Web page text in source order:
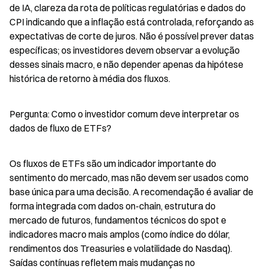
de IA, clareza da rota de políticas regulatórias e dados do
CPI indicando que a inflação está controlada, reforçando as
expectativas de corte de juros. Não é possível prever datas
específicas; os investidores devem observar a evolução
desses sinais macro, e não depender apenas da hipótese
histórica de retorno à média dos fluxos.
Pergunta: Como o investidor comum deve interpretar os
dados de fluxo de ETFs?
Os fluxos de ETFs são um indicador importante do
sentimento do mercado, mas não devem ser usados como
base única para uma decisão. A recomendação é avaliar de
forma integrada com dados on-chain, estrutura do
mercado de futuros, fundamentos técnicos do spot e
indicadores macro mais amplos (como índice do dólar,
rendimentos dos Treasuries e volatilidade do Nasdaq).
Saídas contínuas refletem mais mudanças no